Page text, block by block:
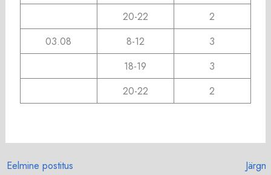
20-22
2
03.08
8-12
3
18-19
3
20-22
2